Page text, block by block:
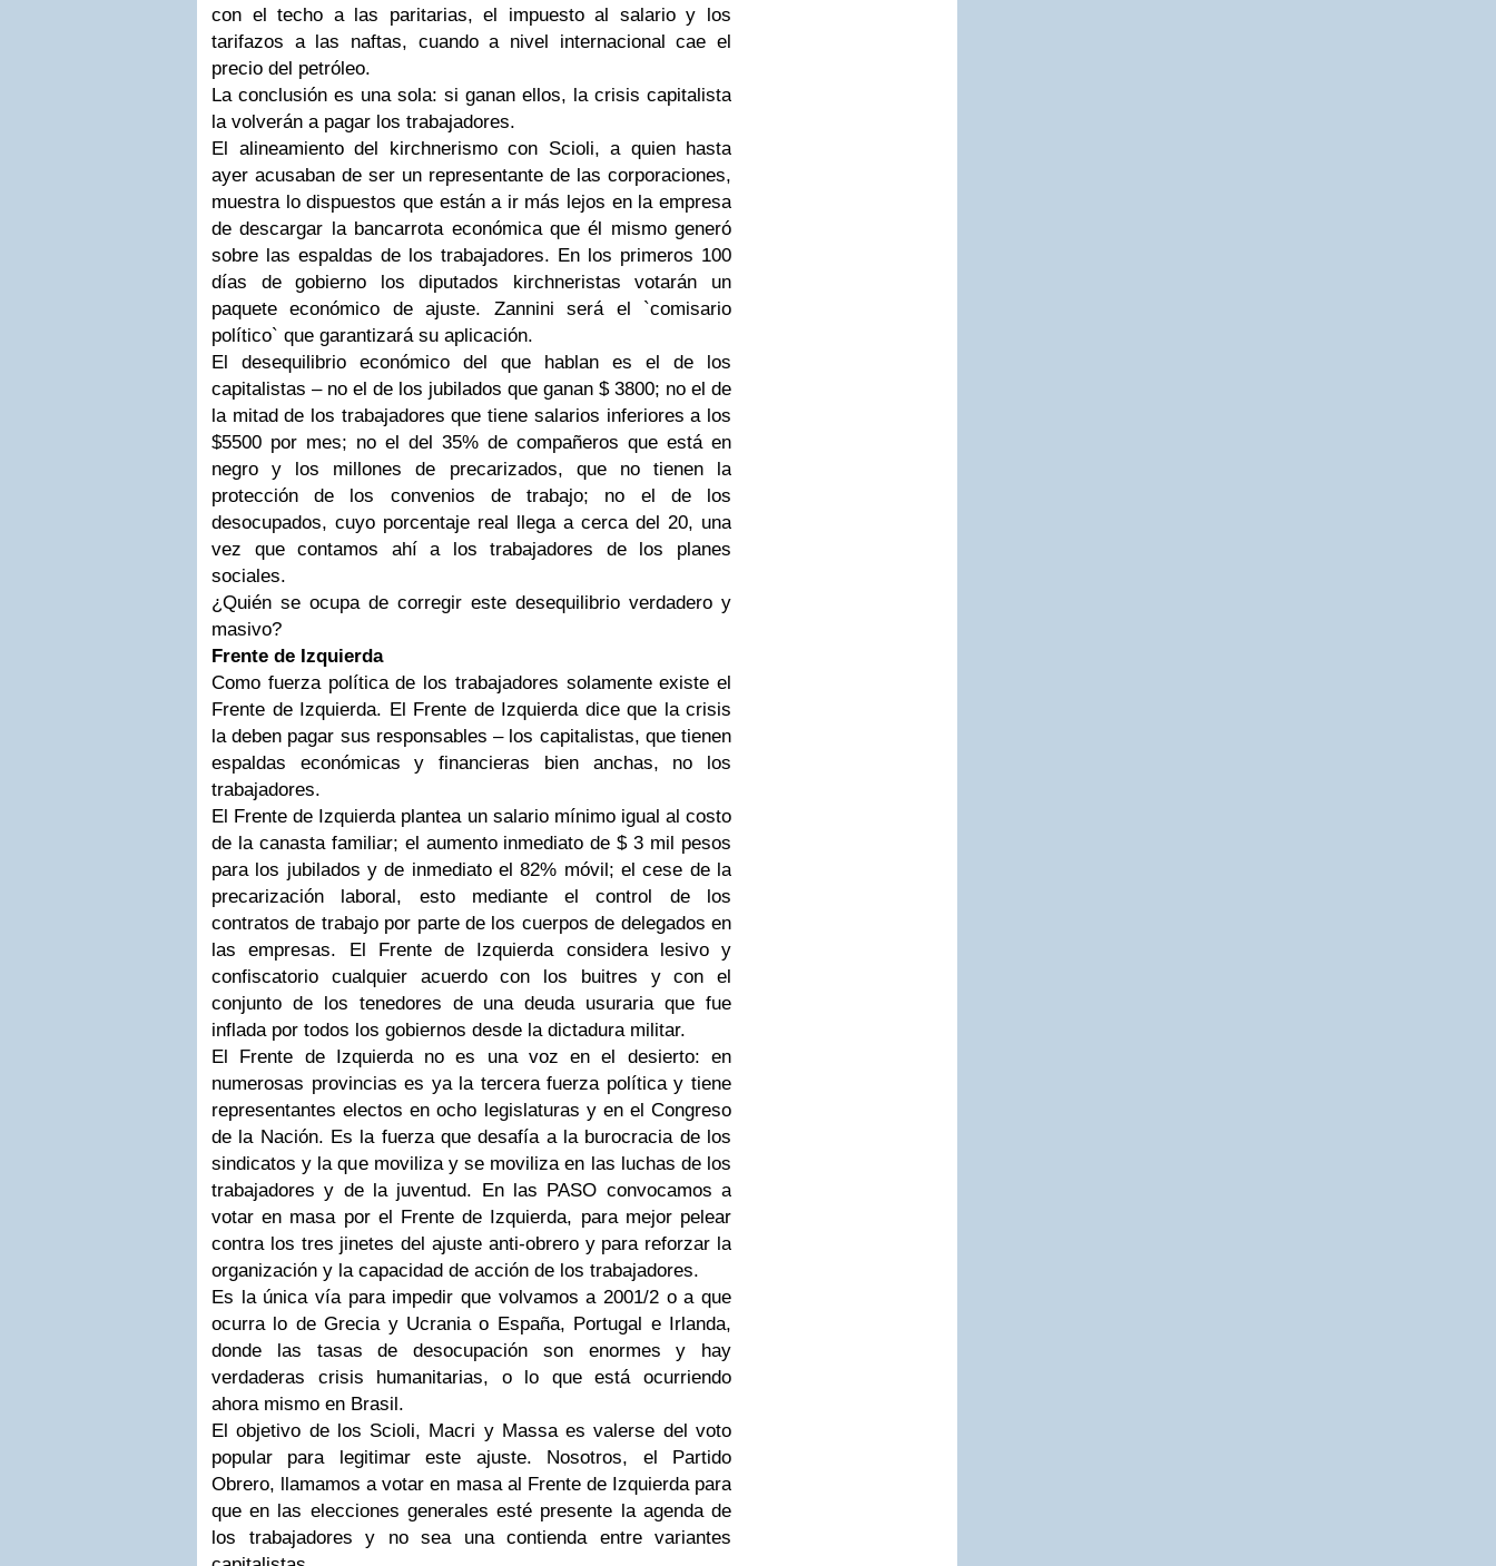
con el techo a las paritarias, el impuesto al salario y los
tarifazos a las naftas, cuando a nivel internacional cae el
precio del petróleo.
La conclusión es una sola: si ganan ellos, la crisis capitalista
la volverán a pagar los trabajadores.
El alineamiento del kirchnerismo con Scioli, a quien hasta
ayer acusaban de ser un representante de las corporaciones,
muestra lo dispuestos que están a ir más lejos en la empresa
de descargar la bancarrota económica que él mismo generó
sobre las espaldas de los trabajadores. En los primeros 100
días de gobierno los diputados kirchneristas votarán un
paquete económico de ajuste. Zannini será el `comisario
político` que garantizará su aplicación.
El desequilibrio económico del que hablan es el de los
capitalistas – no el de los jubilados que ganan $ 3800; no el de
la mitad de los trabajadores que tiene salarios inferiores a los
$5500 por mes; no el del 35% de compañeros que está en
negro y los millones de precarizados, que no tienen la
protección de los convenios de trabajo; no el de los
desocupados, cuyo porcentaje real llega a cerca del 20, una
vez que contamos ahí a los trabajadores de los planes
sociales.
¿Quién se ocupa de corregir este desequilibrio verdadero y
masivo?
Frente de Izquierda
Como fuerza política de los trabajadores solamente existe el
Frente de Izquierda. El Frente de Izquierda dice que la crisis
la deben pagar sus responsables – los capitalistas, que tienen
espaldas económicas y financieras bien anchas, no los
trabajadores.
El Frente de Izquierda plantea un salario mínimo igual al costo
de la canasta familiar; el aumento inmediato de $ 3 mil pesos
para los jubilados y de inmediato el 82% móvil; el cese de la
precarización laboral, esto mediante el control de los
contratos de trabajo por parte de los cuerpos de delegados en
las empresas. El Frente de Izquierda considera lesivo y
confiscatorio cualquier acuerdo con los buitres y con el
conjunto de los tenedores de una deuda usuraria que fue
inflada por todos los gobiernos desde la dictadura militar.
El Frente de Izquierda no es una voz en el desierto: en
numerosas provincias es ya la tercera fuerza política y tiene
representantes electos en ocho legislaturas y en el Congreso
de la Nación. Es la fuerza que desafía a la burocracia de los
sindicatos y la que moviliza y se moviliza en las luchas de los
trabajadores y de la juventud. En las PASO convocamos a
votar en masa por el Frente de Izquierda, para mejor pelear
contra los tres jinetes del ajuste anti-obrero y para reforzar la
organización y la capacidad de acción de los trabajadores.
Es la única vía para impedir que volvamos a 2001/2 o a que
ocurra lo de Grecia y Ucrania o España, Portugal e Irlanda,
donde las tasas de desocupación son enormes y hay
verdaderas crisis humanitarias, o lo que está ocurriendo
ahora mismo en Brasil.
El objetivo de los Scioli, Macri y Massa es valerse del voto
popular para legitimar este ajuste. Nosotros, el Partido
Obrero, llamamos a votar en masa al Frente de Izquierda para
que en las elecciones generales esté presente la agenda de
los trabajadores y no sea una contienda entre variantes